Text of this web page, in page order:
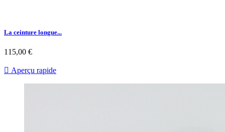
La ceinture longue...
115,00 €
 Aperçu rapide